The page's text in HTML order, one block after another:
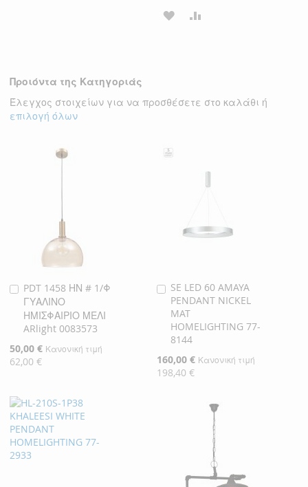
ΠΡΟΣΘΉΚΗ
Προιόντα της Κατηγοριάς
Έλεγχος στοιχείων για να προσθέσετε στο καλάθι ή
επιλογή όλων
PDT 1458 ΗΝ # 1/Φ
ΓΥΑΛΙΝΟ
ΗΜΙΣΦΑΙΡΙΟ ΜΕΛΙ
ARlight 0083573
Ειδική
Τιμή
50,00 € Κανονική τιμή
62,00 €
Προσθήκη
στο
Καλάθι
SE LED 60 AMAYA
PENDANT NICKEL
MAT
HOMELIGHTING 77-
8144
Ειδική
Τιμή
160,00 € Κανονική τιμή
198,40 €
Προσθήκη
στο
Καλάθι